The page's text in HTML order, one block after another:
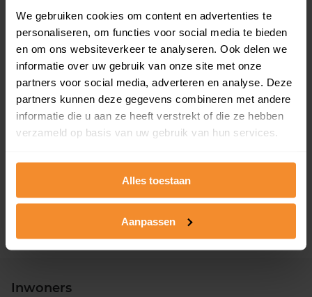
We gebruiken cookies om content en advertenties te
personaliseren, om functies voor social media te bieden
en om ons websiteverkeer te analyseren. Ook delen we
informatie over uw gebruik van onze site met onze
partners voor social media, adverteren en analyse. Deze
partners kunnen deze gegevens combineren met andere
informatie die u aan ze heeft verstrekt of die ze hebben
verzameld op basis van uw gebruik van hun services.
Alles toestaan
Aanpassen
T/m 1945
32%
2008 of later
10%
Inwoners